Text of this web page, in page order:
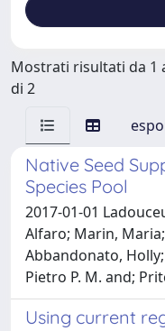
Mostrati risultati da 1
di 2
Native Seed
Species Pool
2017-01-01
Alfaro; Marin,
Abbandonato,
Pietro P. M. and;
Using current